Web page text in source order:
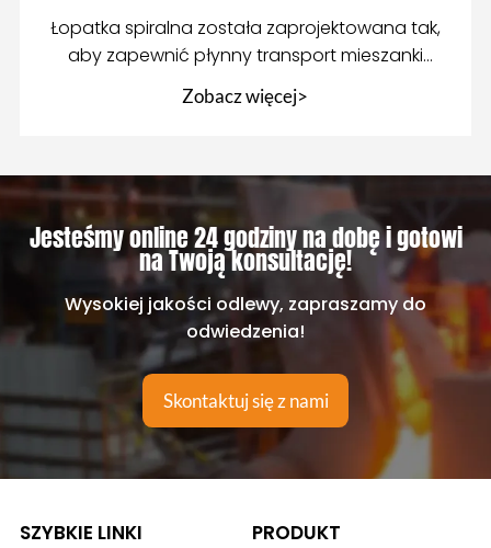
Łopatka spiralna została zaprojektowana tak,
aby zapewnić płynny transport mieszanki
Zobacz więcej>
Jesteśmy online 24 godziny na dobę i gotowi
na Twoją konsultację!
Wysokiej jakości odlewy, zapraszamy do
odwiedzenia!
Skontaktuj się z nami
SZYBKIE LINKI PRODUKT